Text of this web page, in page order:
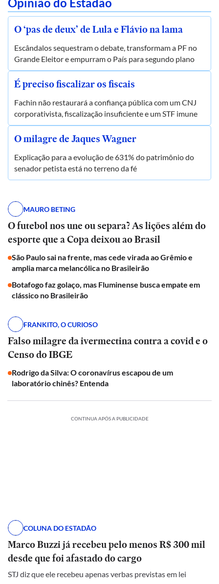
O ‘pas de deux’ de Lula e Flávio na lama
Escândalos sequestram o debate, transformam a PF no
Grande Eleitor e empurram o País para segundo plano
É preciso fiscalizar os fiscais
Fachin não restaurará a confiança pública com um CNJ
corporativista, fiscalização insuficiente e um STF imune
O milagre de Jaques Wagner
Explicação para a evolução de 631% do patrimônio do
senador petista está no terreno da fé
MAURO BETING
O futebol nos une ou separa? As lições além do
esporte que a Copa deixou ao Brasil
São Paulo sai na frente, mas cede virada ao Grêmio e
amplia marca melancólica no Brasileirão
Botafogo faz golaço, mas Fluminense busca empate em
clássico no Brasileirão
FRANKITO, O CURIOSO
Falso milagre da ivermectina contra a covid e o
Censo do IBGE
Rodrigo da Silva: O coronavírus escapou de um
laboratório chinês? Entenda
CONTINUA APÓS A PUBLICIDADE
COLUNA DO ESTADÃO
Marco Buzzi já recebeu pelo menos R$ 300 mil
desde que foi afastado do cargo
STJ diz que ele recebeu apenas verbas previstas em lei